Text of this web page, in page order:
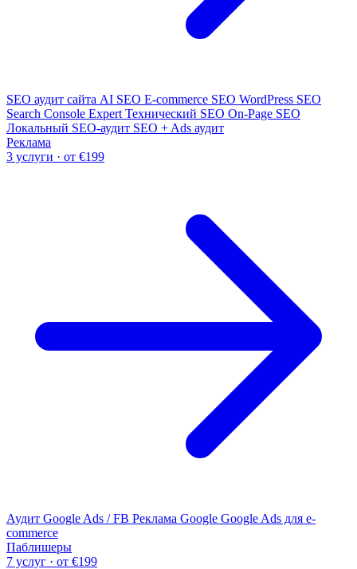
SEO аудит сайта AI SEO E-commerce SEO WordPress SEO
Search Console Expert Технический SEO On-Page SEO
Локальный SEO-аудит SEO + Ads аудит
Реклама
3 услуги · от €199
Аудит Google Ads / FB Реклама Google Google Ads для e-
commerce
Паблишеры
7 услуг · от €199